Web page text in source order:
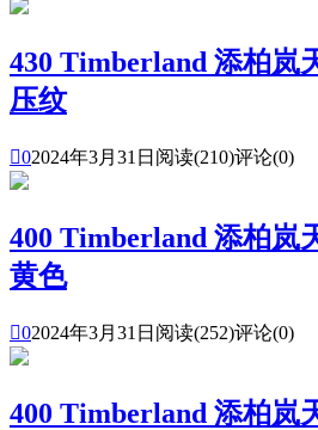
430 Timberland 添柏岚
压纹
02024年3月31日 阅读(210)评论(0)
400 Timberland 添柏岚
黄色
02024年3月31日 阅读(252)评论(0)
400 Timberland 添柏岚